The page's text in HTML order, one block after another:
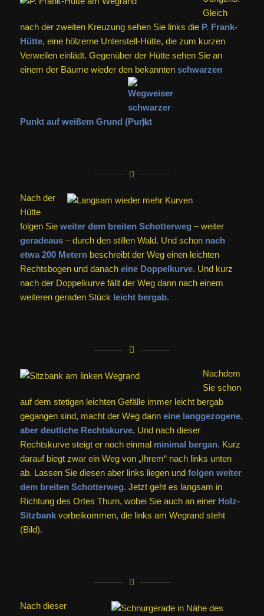
Gleich
nach der zweiten Kreuzung sehen Sie links die P. Frank-
Hütte,eine hölzerne Unterstell-Hütte, die zum kurzen
Verweilen einlädt. Gegenüber der Hütte sehen Sie an
einem der Bäume wieder den bekannten schwarzen
Punkt auf weißem Grund ( ).
Nach der
Hütte
folgen Sie weiter dem breiten Schotterweg – weiter
geradeaus– durch den stillen Wald. Und schon nach
etwa 200 Meternbeschreibt der Weg einen leichten
Rechtsbogen und danach eine Doppelkurve. Und kurz
nach der Doppelkurve fällt der Weg dann nach einem
weiteren geraden Stück leicht bergab.
Nachdem
Sie schon
auf dem stetigen leichten Gefälle immer leicht bergab
gegangen sind, macht der Weg dann eine langgezogene,
aber deutliche Rechtskurve. Und nach dieser
Rechtskurve steigt er noch einmal minimal bergan. Kurz
darauf biegt zwar ein Weg von „Ihrem“ nach links unten
ab. Lassen Sie diesen aber links liegen und folgen weiter
dem breiten Schotterweg. Jetzt geht es langsam in
Richtung des Ortes Thurn, wobei Sie auch an einer Holz-
Sitzbankvorbeikommen, die links am Wegrand steht
(Bild).
Nach dieser